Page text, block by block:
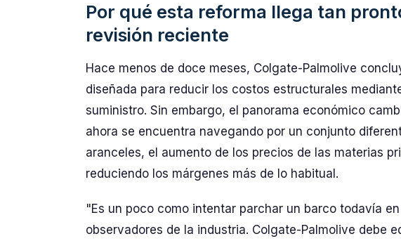
Por qué esta reforma llega tan
revisión reciente
Hace menos de doce meses, Colgate-Palmolive
diseñada para reducir los costos estructurales
suministro. Sin embargo, el panorama económico
ahora se encuentra navegando por un conjunto
aranceles, el aumento de los precios de las materias
reduciendo los márgenes más de lo habitual.
"Es un poco como intentar parchar un barco todavía
observadores de la industria. Colgate-Palmolive debe